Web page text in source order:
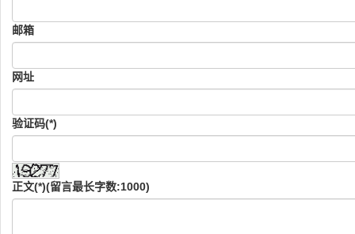
邮箱
网址
验证码(*)
正文(*)(留言最长字数:1000)